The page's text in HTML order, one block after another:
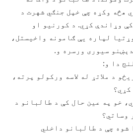
هڅه وکړه چې خپل جنګي شهرت د
وړاندې کړي. د کورنیو او
لپاره یې ګامونه واخیستل،
سیوری ورسره و.
دا و:
د ملاتړ له لاسه ورکولو پرته،
کړي؟
خو په عین حال کې د طالبانو د
وساتي؟
شوه چې د طالبانو داخلي